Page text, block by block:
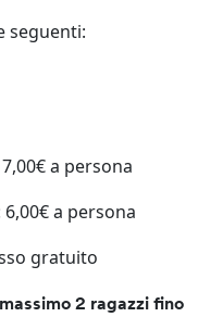
seguenti:​
7,00€ a persona​
6,00€ a persona​
gratuito
2 ragazzi fino